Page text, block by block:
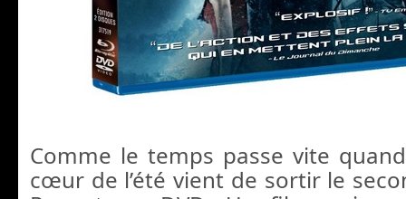
Comme le temps passe vite
cœur de l’été vient de sortir le